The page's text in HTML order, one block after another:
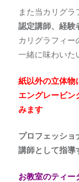
また当カリグラ
認定講師、経験
カリグラフィー
一緒に味わいた
紙以外の立体物
エングレービン
みます
プロフェッショ
講師として指導
お教室のティー